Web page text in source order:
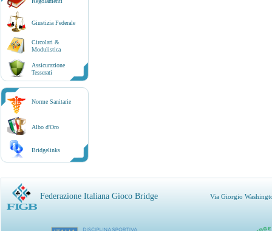
Giustizia Federale
Circolari &
Modulistica
Assicurazione
Tesserati
Norme Sanitarie
Albo d'Oro
Bridgelinks
Federazione Italiana Gioco Bridge Via Giorgio